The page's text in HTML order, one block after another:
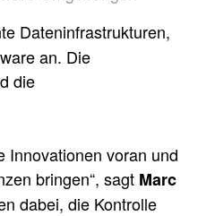
Dateninfrastrukturen,
an. Die
die
Innovationen voran und
bringen“, sagt Marc
dabei, die Kontrolle